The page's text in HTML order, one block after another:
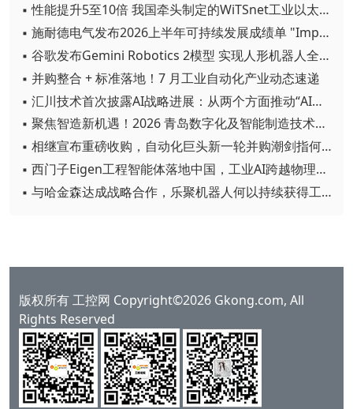
▪ 性能提升5至10倍 我国牵头制定的WiTSnet工业以太网国际标准正式发布
▪ 施耐德电气发布2026上半年可持续发展成绩单 "Impact 2030"路线图开局稳健
▪ 谷歌发布Gemini Robotics 2模型 实现人形机器人全身智能控制突破
▪ 并购整合 + 标准落地！7 月工业自动化产业动态速递
▪ 汇川技术首次披露AI战略进展：从两个方面推动“AI业务化”落地
▪ 聚焦智造新机遇！2026 青岛数字化及智能制造技术论坛圆满落幕
▪ 相继宣布重磅收购，自动化巨头新一轮并购潮剑指何方？
▪ 西门子Eigen工程智能体落地中国，工业AI跨越物理世界“确定性”拐点
▪ 与哈金森达成战略合作，乐聚机器人何以持续获得工业巨头青睐？
版权所有 工控网 Copyright©2026 Gkong.com, All
Rights Reserved